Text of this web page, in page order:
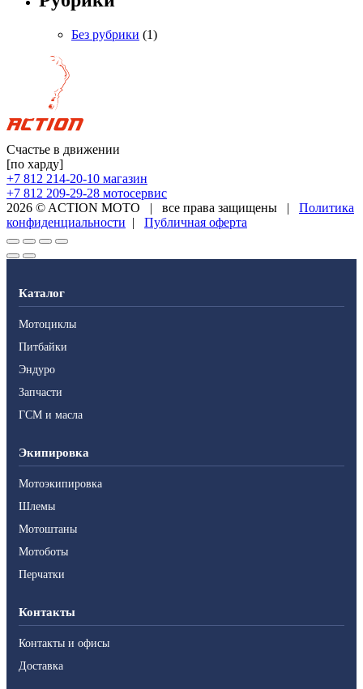
Без рубрики (1)
Счастье в движении
[по харду]
+7 812 214-20-10 магазин
+7 812 209-29-28 мотосервис
2026 © ACTION MOTO | все права защищены |
Политика
конфиденциальности | Публичная оферта
Каталог
Мотоциклы
Питбайки
Эндуро
Запчасти
ГСМ и масла
Экипировка
Мотоэкипировка
Шлемы
Мотоштаны
Мотоботы
Перчатки
Контакты
Контакты и офисы
Доставка